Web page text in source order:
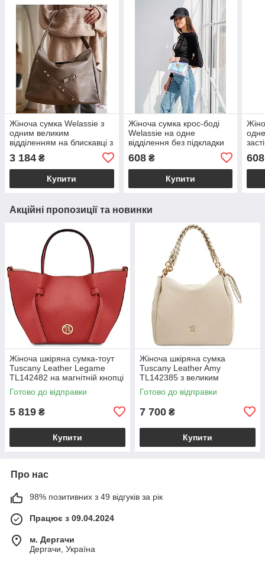
Жіноча сумка Welassie з
одним великим
відділенням на блискавці з
натуральної шкіри кавова
"Кенді"
3 184 ₴
Купити
Жіноча сумка крос-боді
Welassie на одне
відділення без підкладки
перламутрового кольору
«Бесс»
608₴
Купити
одне
608
Акційні пропозиції та новинки
Жіноча шкіряна сумка-тоут
Tuscany Leather Legame
TL142482 на магнітній кнопці
з плечовим ременем,
коралова BS2482_1_105
Готово до відправки
5 819 ₴
Купити
Жіноча шкіряна сумка
Tuscany Leather Amy
TL142385 з великим
відділенням і плечовим
ременем, бежева
Готово до відправки
7 700 ₴
Купити
Про нас
98% позитивних з 49 відгуків за рік
Працює з 09.04.2024
м. Дергачи
Дергачи, Україна